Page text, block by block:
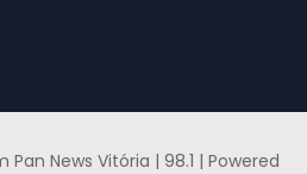
News Vitória | 98.1 | Powered